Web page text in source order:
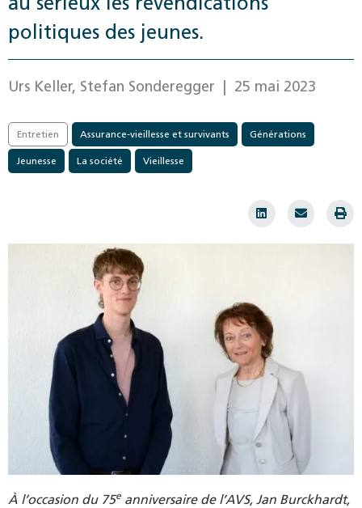
politiques des jeunes.
Urs Keller, Stefan Sonderegger | 25 mai 2023
Entretien Assurance-vieillesse et survivants Générations
Jeunesse La société Vieillesse
À l’occasion du 75e anniversaire de l’AVS, Jan Burckhardt,